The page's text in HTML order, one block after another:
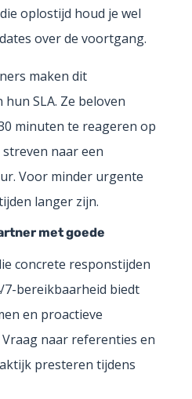
oplostijd houd je wel
over de voortgang.
maken dit
SLA. Ze beloven
minuten te reageren op
naar een
Voor minder urgente
langer zijn.
met goede
concrete responstijden
7-bereikbaarheid biedt
en proactieve
naar referenties en
presteren tijdens